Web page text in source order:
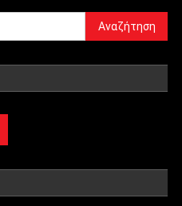
Αναζήτηση
για: